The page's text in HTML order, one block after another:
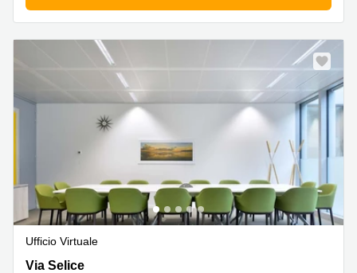
Ufficio Virtuale
Via Selice 51, Bologna
Via Selice